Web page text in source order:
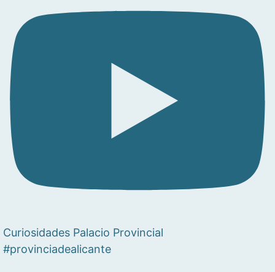
Curiosidades Palacio Provincial
#provinciadealicante